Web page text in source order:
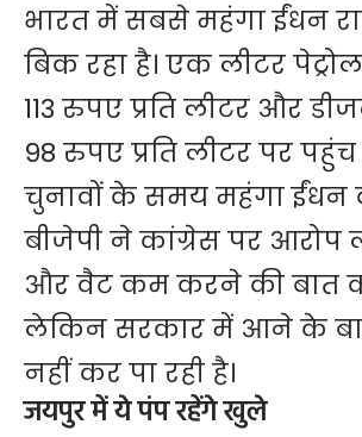
भारत में सबसे महंगा ईंधन
बिक रहा है। एक लीटर
113 रुपए प्रति लीटर और
98 रुपए प्रति लीटर पर पहुंच
चुनावों के समय महंगा
बीजेपी ने कांग्रेस पर आरोप
और वैट कम करने की बात
लेकिन सरकार में आने के
नहीं कर पा रही है।
जयपुर में ये पंप रहेंगे खुले